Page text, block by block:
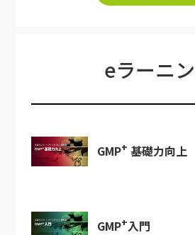
eラーニ
GMP+ 基礎力向上
GMP+入門